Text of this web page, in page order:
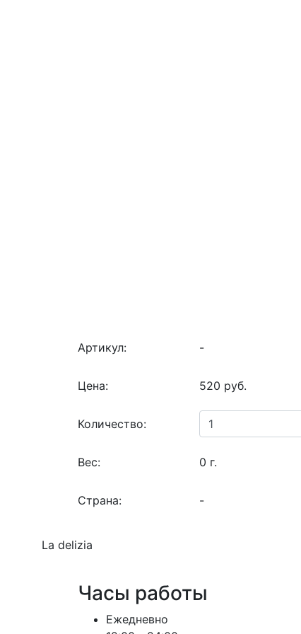
Артикул: -
Цена: 520 руб.
Количество:
Вес: 0 г.
Страна: -
La delizia
Часы работы
Ежедневно